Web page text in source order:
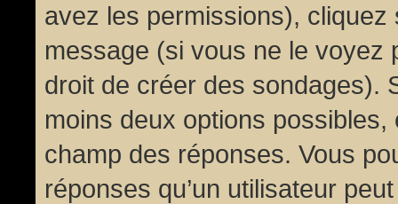
avez les permissions), cliquez
message (si vous ne le voyez
droit de créer des sondages).
moins deux options
champ des réponses. Vous
réponses qu’un utilisateur